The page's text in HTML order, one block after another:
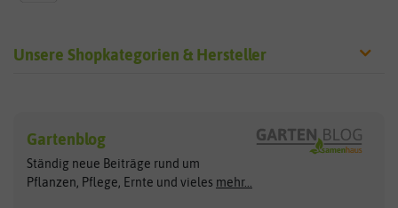
Unsere Shopkategorien & Hersteller
Exotische Samen
Gemüsesamen
Gründünger
Arche Noah
ASB Greenworld
Clever Pots
COMPO
Gartenblog
Ständig neue Beiträge rund um
Pflanzen, Pflege, Ernte und vieles mehr...